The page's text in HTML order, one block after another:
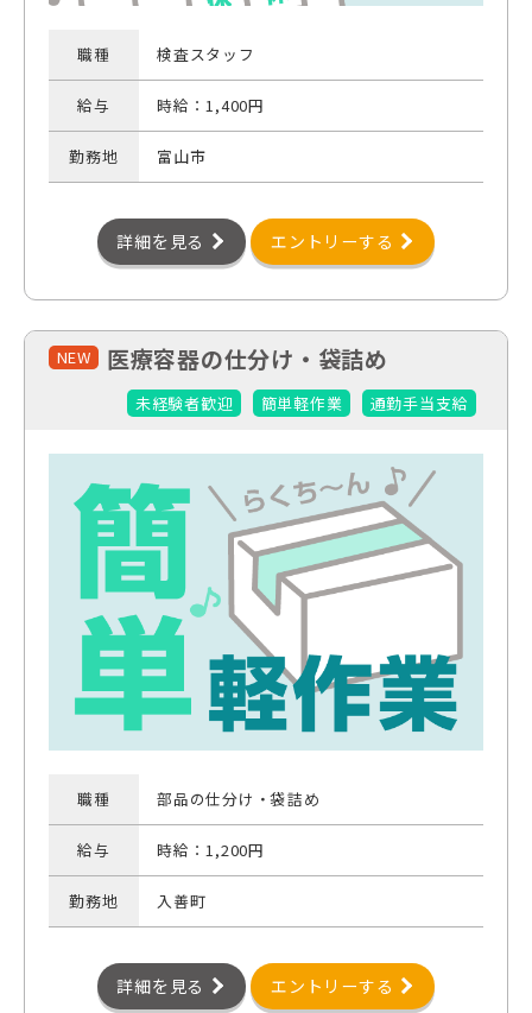
職種 検査スタッフ
給与 時給：1,400円
勤務地 富山市
詳細を見る エントリーする
NEW 医療容器の仕分け・袋詰め
未経験者歓迎 簡単軽作業 通勤手当支給
職種 部品の仕分け・袋詰め
給与 時給：1,200円
勤務地 入善町
詳細を見る エントリーする